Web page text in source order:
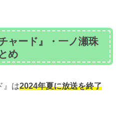
ャード』・一ノ瀬珠
め
』は2024年夏に放送を終了